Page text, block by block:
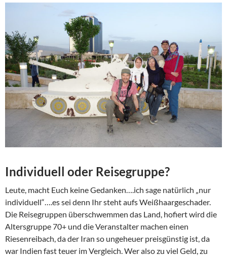
Individuell oder Reisegruppe?
Leute, macht Euch keine Gedanken….ich sage natürlich „nur
individuell“….es sei denn Ihr steht aufs Weißhaargeschader.
Die Reisegruppen überschwemmen das Land, hofiert wird die
Altersgruppe 70+ und die Veranstalter machen einen
Riesenreibach, da der Iran so ungeheuer preisgünstig ist, da
war Indien fast teuer im Vergleich. Wer also zu viel Geld, zu